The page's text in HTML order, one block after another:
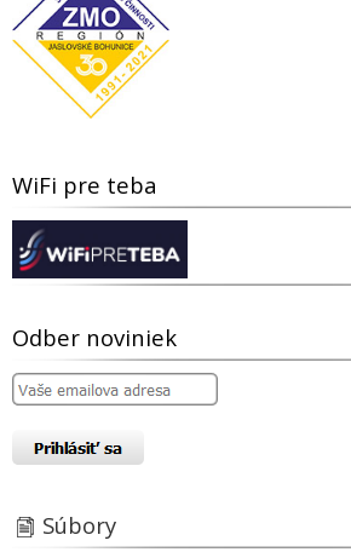
WiFi pre teba
Odber noviniek
Súbory